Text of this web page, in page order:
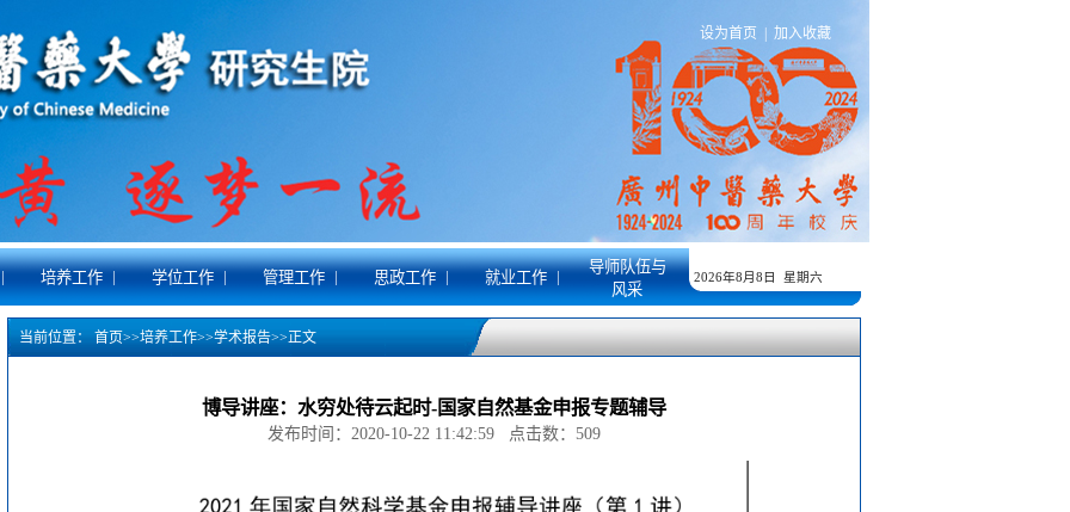
设为首页 加入收藏
| 培养工作 | 学位工作 | 管理工作 | 思政工作 | 就业工作 |
导师队伍与
风采
2026年8月8日 星期六
当前位置： 首页>>培养工作>>学术报告>>正文
博导讲座：水穷处待云起时-国家自然基金申报专题辅导
发布时间：2020-10-22 11:42:59 点击数： 509